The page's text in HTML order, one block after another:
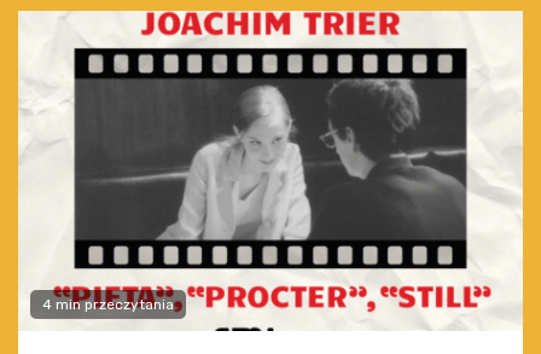
4 min przeczytania